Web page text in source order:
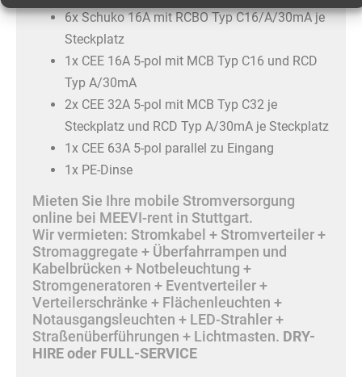
6x Schuko 16A mit RCBO Typ C16/A/30mA je
Steckplatz
1x CEE 16A 5-pol mit MCB Typ C16 und RCD
Typ A/30mA
2x CEE 32A 5-pol mit MCB Typ C32 je
Steckplatz und RCD Typ A/30mA je Steckplatz
1x CEE 63A 5-pol parallel zu Eingang
1x PE-Dinse
Mieten Sie Ihre mobile Stromversorgung
online bei MEEVI-rent in Stuttgart.
Wir vermieten: Stromkabel + Stromverteiler +
Stromaggregate + Überfahrrampen und
Kabelbrücken + Notbeleuchtung +
Stromgeneratoren + Eventverteiler +
Verteilerschränke + Flächenleuchten +
Notausgangsleuchten + LED-Strahler +
Straßenüberführungen + Lichtmasten. DRY-
HIRE oder FULL-SERVICE